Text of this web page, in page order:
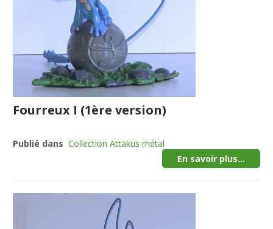
Fourreux I (1ère version)
Publié dans Collection Attakus métal
En savoir plus...